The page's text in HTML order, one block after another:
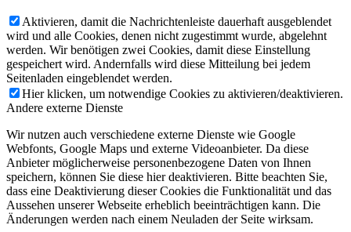
Aktivieren, damit die Nachrichtenleiste dauerhaft ausgeblendet
wird und alle Cookies, denen nicht zugestimmt wurde, abgelehnt
werden. Wir benötigen zwei Cookies, damit diese Einstellung
gespeichert wird. Andernfalls wird diese Mitteilung bei jedem
Seitenladen eingeblendet werden.
Hier klicken, um notwendige Cookies zu aktivieren/deaktivieren.
Andere externe Dienste
Wir nutzen auch verschiedene externe Dienste wie Google
Webfonts, Google Maps und externe Videoanbieter. Da diese
Anbieter möglicherweise personenbezogene Daten von Ihnen
speichern, können Sie diese hier deaktivieren. Bitte beachten Sie,
dass eine Deaktivierung dieser Cookies die Funktionalität und das
Aussehen unserer Webseite erheblich beeinträchtigen kann. Die
Änderungen werden nach einem Neuladen der Seite wirksam.